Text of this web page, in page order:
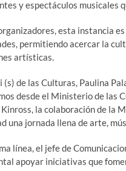
y espectáculos musicales
esta instancia
permitiendo acercar la
artísticas.
(s) de las Culturas, Paulina
desde el Ministerio de las
la colaboración de la
una jornada llena de arte,
línea, el jefe de
apoyar iniciativas que